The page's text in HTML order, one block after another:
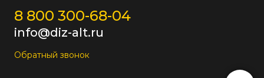
8 800 300-68-04
info@diz-alt.ru
Обратный звонок